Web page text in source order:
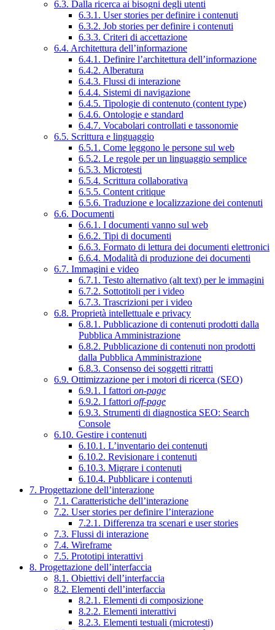
6.3. Dalla ricerca ai bisogni degli utenti
6.3.1. User stories per definire i contenuti
6.3.2. Job stories per definire i contenuti
6.3.3. Criteri di accettazione
6.4. Architettura dell’informazione
6.4.1. Definire l’architettura dell’informazione
6.4.2. Alberatura
6.4.3. Flussi di interazione
6.4.4. Sistemi di navigazione
6.4.5. Tipologie di contenuto (content type)
6.4.6. Ontologie e standard
6.4.7. Vocabolari controllati e tassonomie
6.5. Scrittura e linguaggio
6.5.1. Come leggono le persone sul web
6.5.2. Le regole per un linguaggio semplice
6.5.3. Microtesti
6.5.4. Scrittura collaborativa
6.5.5. Content critique
6.5.6. Traduzione e localizzazione dei contenuti
6.6. Documenti
6.6.1. I documenti vanno sul web
6.6.2. Tipi di documenti
6.6.3. Formato di lettura dei documenti elettronici
6.6.4. Modalità di produzione dei documenti
6.7. Immagini e video
6.7.1. Testo alternativo (alt text) per le immagini
6.7.2. Sottotitoli per i video
6.7.3. Trascrizioni per i video
6.8. Proprietà intellettuale e privacy
6.8.1. Pubblicazione di contenuti prodotti dalla
Pubblica Amministrazione
6.8.2. Pubblicazione di contenuti non prodotti
dalla Pubblica Amministrazione
6.8.3. Consenso dei soggetti ritratti
6.9. Ottimizzazione per i motori di ricerca (SEO)
6.9.1. I fattori on-page
6.9.2. I fattori off-page
6.9.3. Strumenti di diagnostica SEO: Search
Console
6.10. Gestire i contenuti
6.10.1. L’inventario dei contenuti
6.10.2. Revisionare i contenuti
6.10.3. Migrare i contenuti
6.10.4. Pubblicare i contenuti
7. Progettazione dell’interazione
7.1. Caratteristiche dell’interazione
7.2. User stories per definire l’interazione
7.2.1. Differenza tra scenari e user stories
7.3. Flussi di interazione
7.4. Wireframe
7.5. Prototipi interattivi
8. Progettazione dell’interfaccia
8.1. Obiettivi dell’interfaccia
8.2. Elementi dell’interfaccia
8.2.1. Elementi di composizione
8.2.2. Elementi interattivi
8.2.3. Elementi testuali (microtesti)